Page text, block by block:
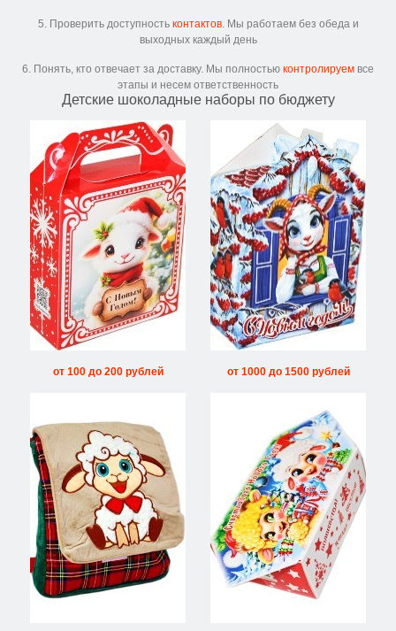
5. Проверить доступность контактов. Мы работаем без обеда и
выходных каждый день
6. Понять, кто отвечает за доставку. Мы полностью контролируем все
этапы и несем ответственность
Детские шоколадные наборы по бюджету
от 100 до 200 рублей от 1000 до 1500 рублей